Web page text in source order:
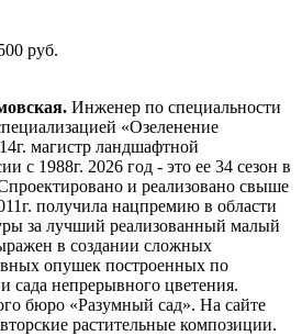
руб.
Инженер по специальности
«Озеленение
магистр ландшафтной
с 1988г. 2026 год - это ее 34 сезон в
и реализовано свыше
получила нацпремию в области
за лучший реализованный малый
в создании сложных
опушек построенных по
сада непрерывного цветения.
бюро «Разумный сад». На сайте
растительные композиции.